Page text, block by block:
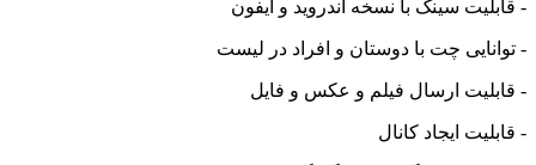
سینک با نسخه اندروید و آیفون
چت با دوستان و افراد در لیست
ارسال فیلم و عکس و فایل
ایجاد کانال